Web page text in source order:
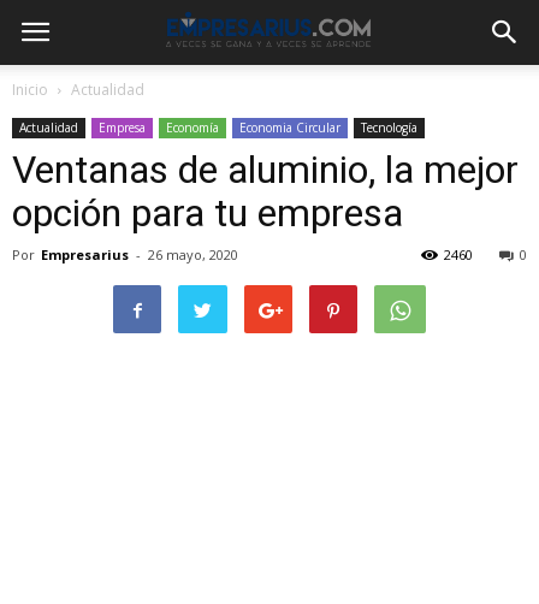
Inicio Actualidad
Actualidad Empresa Economía Economia Circular Tecnología
Ventanas de aluminio, la mejor
opción para tu empresa
Por Empresarius - 26 mayo, 2020 0
2460